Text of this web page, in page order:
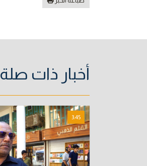
أخبار ذات صلة
3:45